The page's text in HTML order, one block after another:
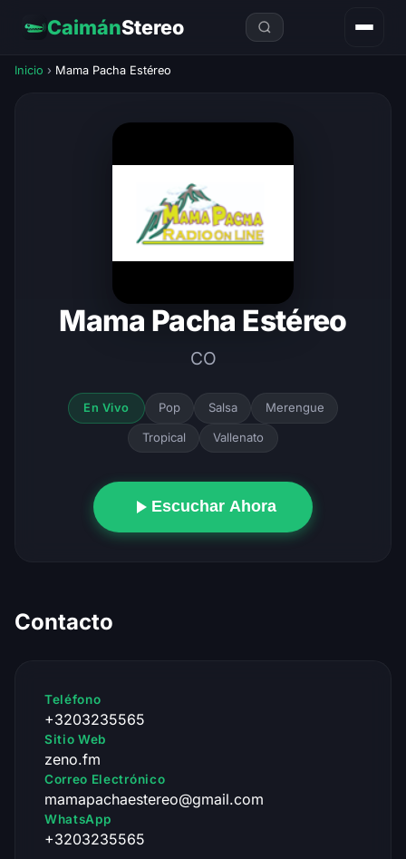
CaimánStereo
Inicio › Mama Pacha Estéreo
Mama Pacha Estéreo
CO
En Vivo Pop Salsa Merengue
Tropical Vallenato
Escuchar Ahora
Contacto
Teléfono
+3203235565
Sitio Web
zeno.fm
Correo Electrónico
mamapachaestereo@gmail.com
WhatsApp
+3203235565